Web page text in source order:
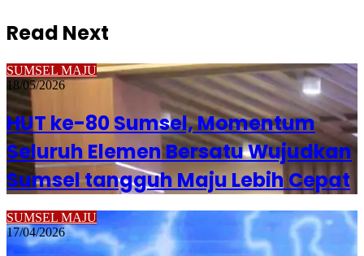
Read Next
SUMSEL MAJU
18/05/2026
HUT ke-80 Sumsel, Momentum
Seluruh Elemen Bersatu Wujudkan
Sumsel tangguh Maju Lebih Cepat
SUMSEL MAJU
17/04/2026